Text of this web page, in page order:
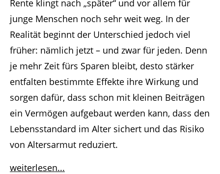
Rente klingt nach „später“ und vor allem für
junge Menschen noch sehr weit weg. In der
Realität beginnt der Unterschied jedoch viel
früher: nämlich jetzt – und zwar für jeden. Denn
je mehr Zeit fürs Sparen bleibt, desto stärker
entfalten bestimmte Effekte ihre Wirkung und
sorgen dafür, dass schon mit kleinen Beiträgen
ein Vermögen aufgebaut werden kann, dass den
Lebensstandard im Alter sichert und das Risiko
von Altersarmut reduziert.
weiterlesen...